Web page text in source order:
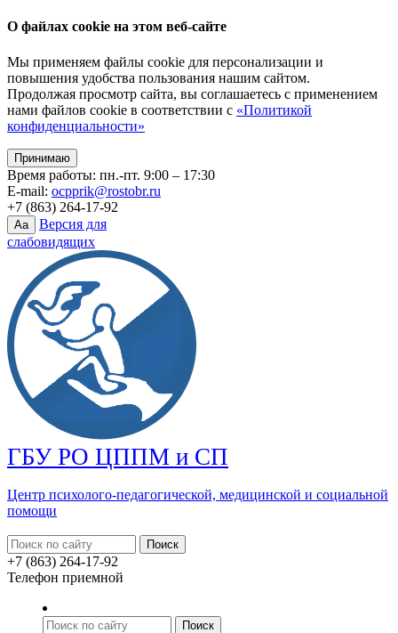
О файлах cookie на этом веб-сайте
Мы применяем файлы cookie для персонализации и
повышения удобства пользования нашим сайтом.
Продолжая просмотр сайта, вы соглашаетесь с применением
нами файлов cookie в соответствии с «Политикой
конфиденциальности»
Принимаю
Время работы: пн.-пт. 9:00 – 17:30
E-mail: ocpprik@rostobr.ru
+7 (863) 264-17-92
Aa
Версия для
слабовидящих
ГБУ РО ЦППМ и СП
Центр психолого-педагогической, медицинской и социальной
помощи
+7 (863) 264-17-92
Телефон приемной